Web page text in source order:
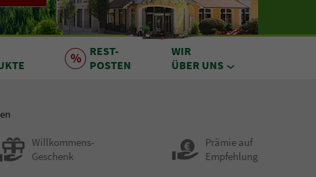
REST-
POSTEN
WIR
ÜBER UNS
Willkommens-
Geschenk
Prämie auf
Empfehlung